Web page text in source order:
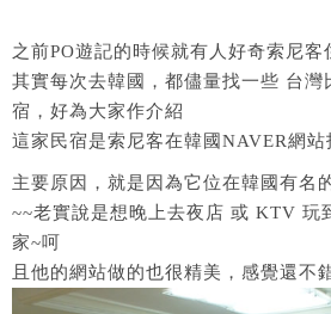
之前PO遊記的時候就有人好奇索尼客
其實每次去韓國，都儘量找一些 台灣
宿，好為大家作介紹
這家民宿是索尼客在韓國NAVER網
主要原因，就是因為它位在韓國有名
~~老實說是想晚上去夜店 或 KTV 玩
家~呵
且他的網站做的也很精美，感覺還不